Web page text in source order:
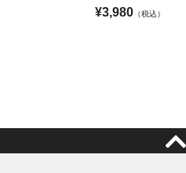
¥3,980 （税込）